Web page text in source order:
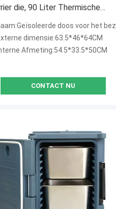
die, 90 Liter Thermische
richten zich
doos voor het bezorgen van warm eten
dimensie:63.5*46*64CM
Afmeting:54.5*33.5*50CM
CONTACT NU